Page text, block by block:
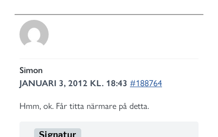
Simon
JANUARI 3, 2012 KL. 18:43 #188764
Hmm, ok. Får titta närmare på detta.